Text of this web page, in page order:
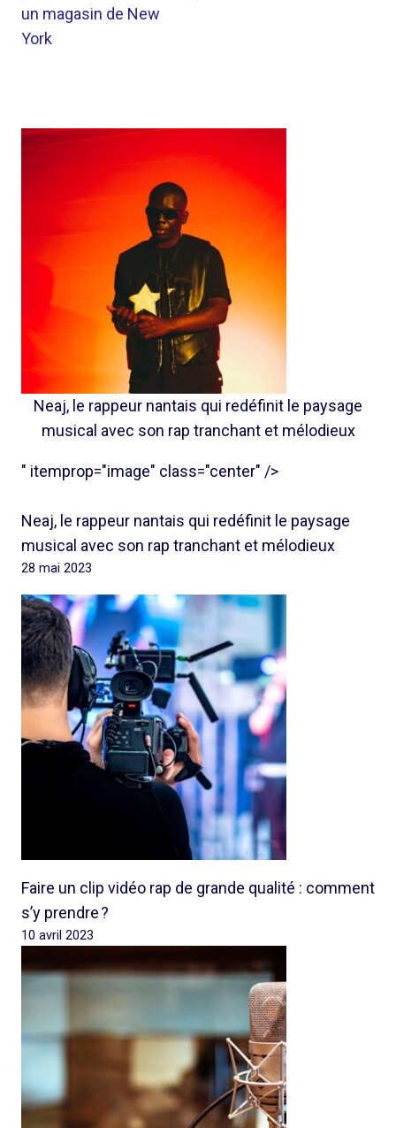
un magasin de New
York
Neaj, le rappeur nantais qui redéfinit le paysage
musical avec son rap tranchant et mélodieux
" itemprop="image" class="center" />
Neaj, le rappeur nantais qui redéfinit le paysage
musical avec son rap tranchant et mélodieux
28 mai 2023
Faire un clip vidéo rap de grande qualité : comment
s’y prendre ?
10 avril 2023